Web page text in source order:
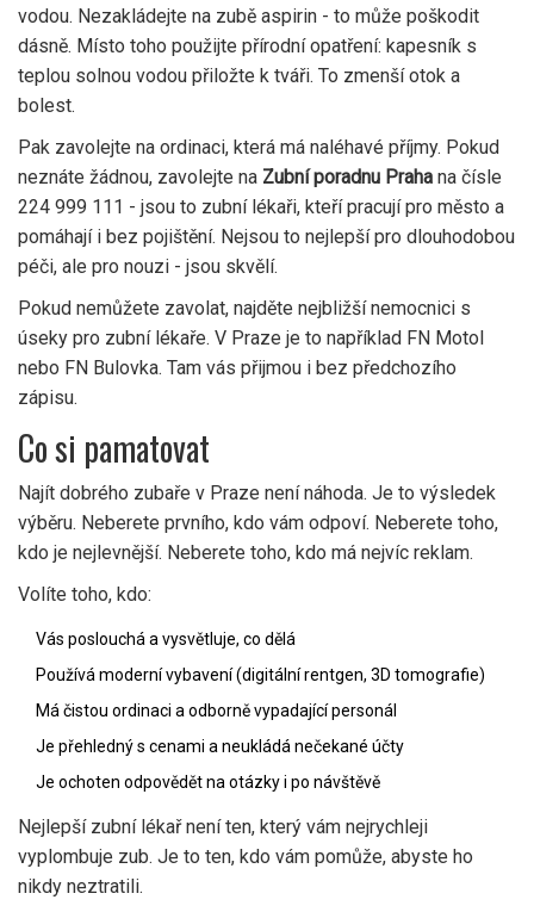
vodou. Nezakládejte na zubě aspirin - to může poškodit
dásně. Místo toho použijte přírodní opatření: kapesník s
teplou solnou vodou přiložte k tváři. To zmenší otok a
bolest.
Pak zavolejte na ordinaci, která má naléhavé příjmy. Pokud
neznáte žádnou, zavolejte na Zubní poradnu Praha na čísle
224 999 111 - jsou to zubní lékaři, kteří pracují pro město a
pomáhají i bez pojištění. Nejsou to nejlepší pro dlouhodobou
péči, ale pro nouzi - jsou skvělí.
Pokud nemůžete zavolat, najděte nejbližší nemocnici s
úseky pro zubní lékaře. V Praze je to například FN Motol
nebo FN Bulovka. Tam vás přijmou i bez předchozího
zápisu.
Co si pamatovat
Najít dobrého zubaře v Praze není náhoda. Je to výsledek
výběru. Neberete prvního, kdo vám odpoví. Neberete toho,
kdo je nejlevnější. Neberete toho, kdo má nejvíc reklam.
Volíte toho, kdo:
Vás poslouchá a vysvětluje, co dělá
Používá moderní vybavení (digitální rentgen, 3D tomografie)
Má čistou ordinaci a odborně vypadající personál
Je přehledný s cenami a neukládá nečekané účty
Je ochoten odpovědět na otázky i po návštěvě
Nejlepší zubní lékař není ten, který vám nejrychleji
vyplombuje zub. Je to ten, kdo vám pomůže, abyste ho
nikdy neztratili.